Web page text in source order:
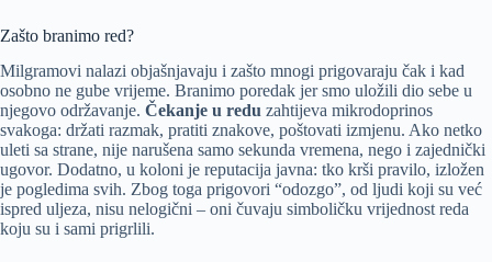
Zašto branimo red?
Milgramovi nalazi objašnjavaju i zašto mnogi prigovaraju čak i kad
osobno ne gube vrijeme. Branimo poredak jer smo uložili dio sebe u
njegovo održavanje. Čekanje u redu zahtijeva mikrodoprinos
svakoga: držati razmak, pratiti znakove, poštovati izmjenu. Ako netko
uleti sa strane, nije narušena samo sekunda vremena, nego i zajednički
ugovor. Dodatno, u koloni je reputacija javna: tko krši pravilo, izložen
je pogledima svih. Zbog toga prigovori “odozgo”, od ljudi koji su već
ispred uljeza, nisu nelogični – oni čuvaju simboličku vrijednost reda
koju su i sami prigrlili.